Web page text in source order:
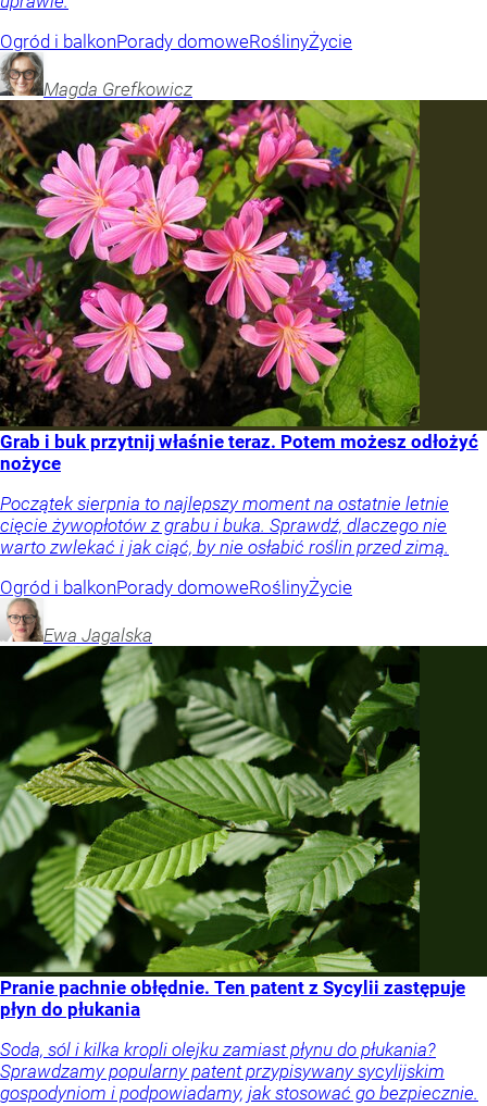
Ogród i balkonPorady domoweRoślinyŻycie
Magda Grefkowicz
Grab i buk przytnij właśnie teraz. Potem możesz odłożyć
nożyce
Początek sierpnia to najlepszy moment na ostatnie letnie
cięcie żywopłotów z grabu i buka. Sprawdź, dlaczego nie
warto zwlekać i jak ciąć, by nie osłabić roślin przed zimą.
Ogród i balkonPorady domoweRoślinyŻycie
Ewa Jagalska
Pranie pachnie obłędnie. Ten patent z Sycylii zastępuje
płyn do płukania
Soda, sól i kilka kropli olejku zamiast płynu do płukania?
Sprawdzamy popularny patent przypisywany sycylijskim
gospodyniom i podpowiadamy, jak stosować go bezpiecznie.